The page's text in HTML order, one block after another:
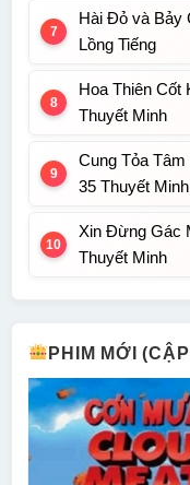
Hài Đỏ và Bảy
Lồng Tiếng
Hoa Thiên Cốt
Thuyết Minh
Cung Tỏa
35 Thuyết Minh
Xin Đừng Gác
Thuyết Minh
PHIM MỚI